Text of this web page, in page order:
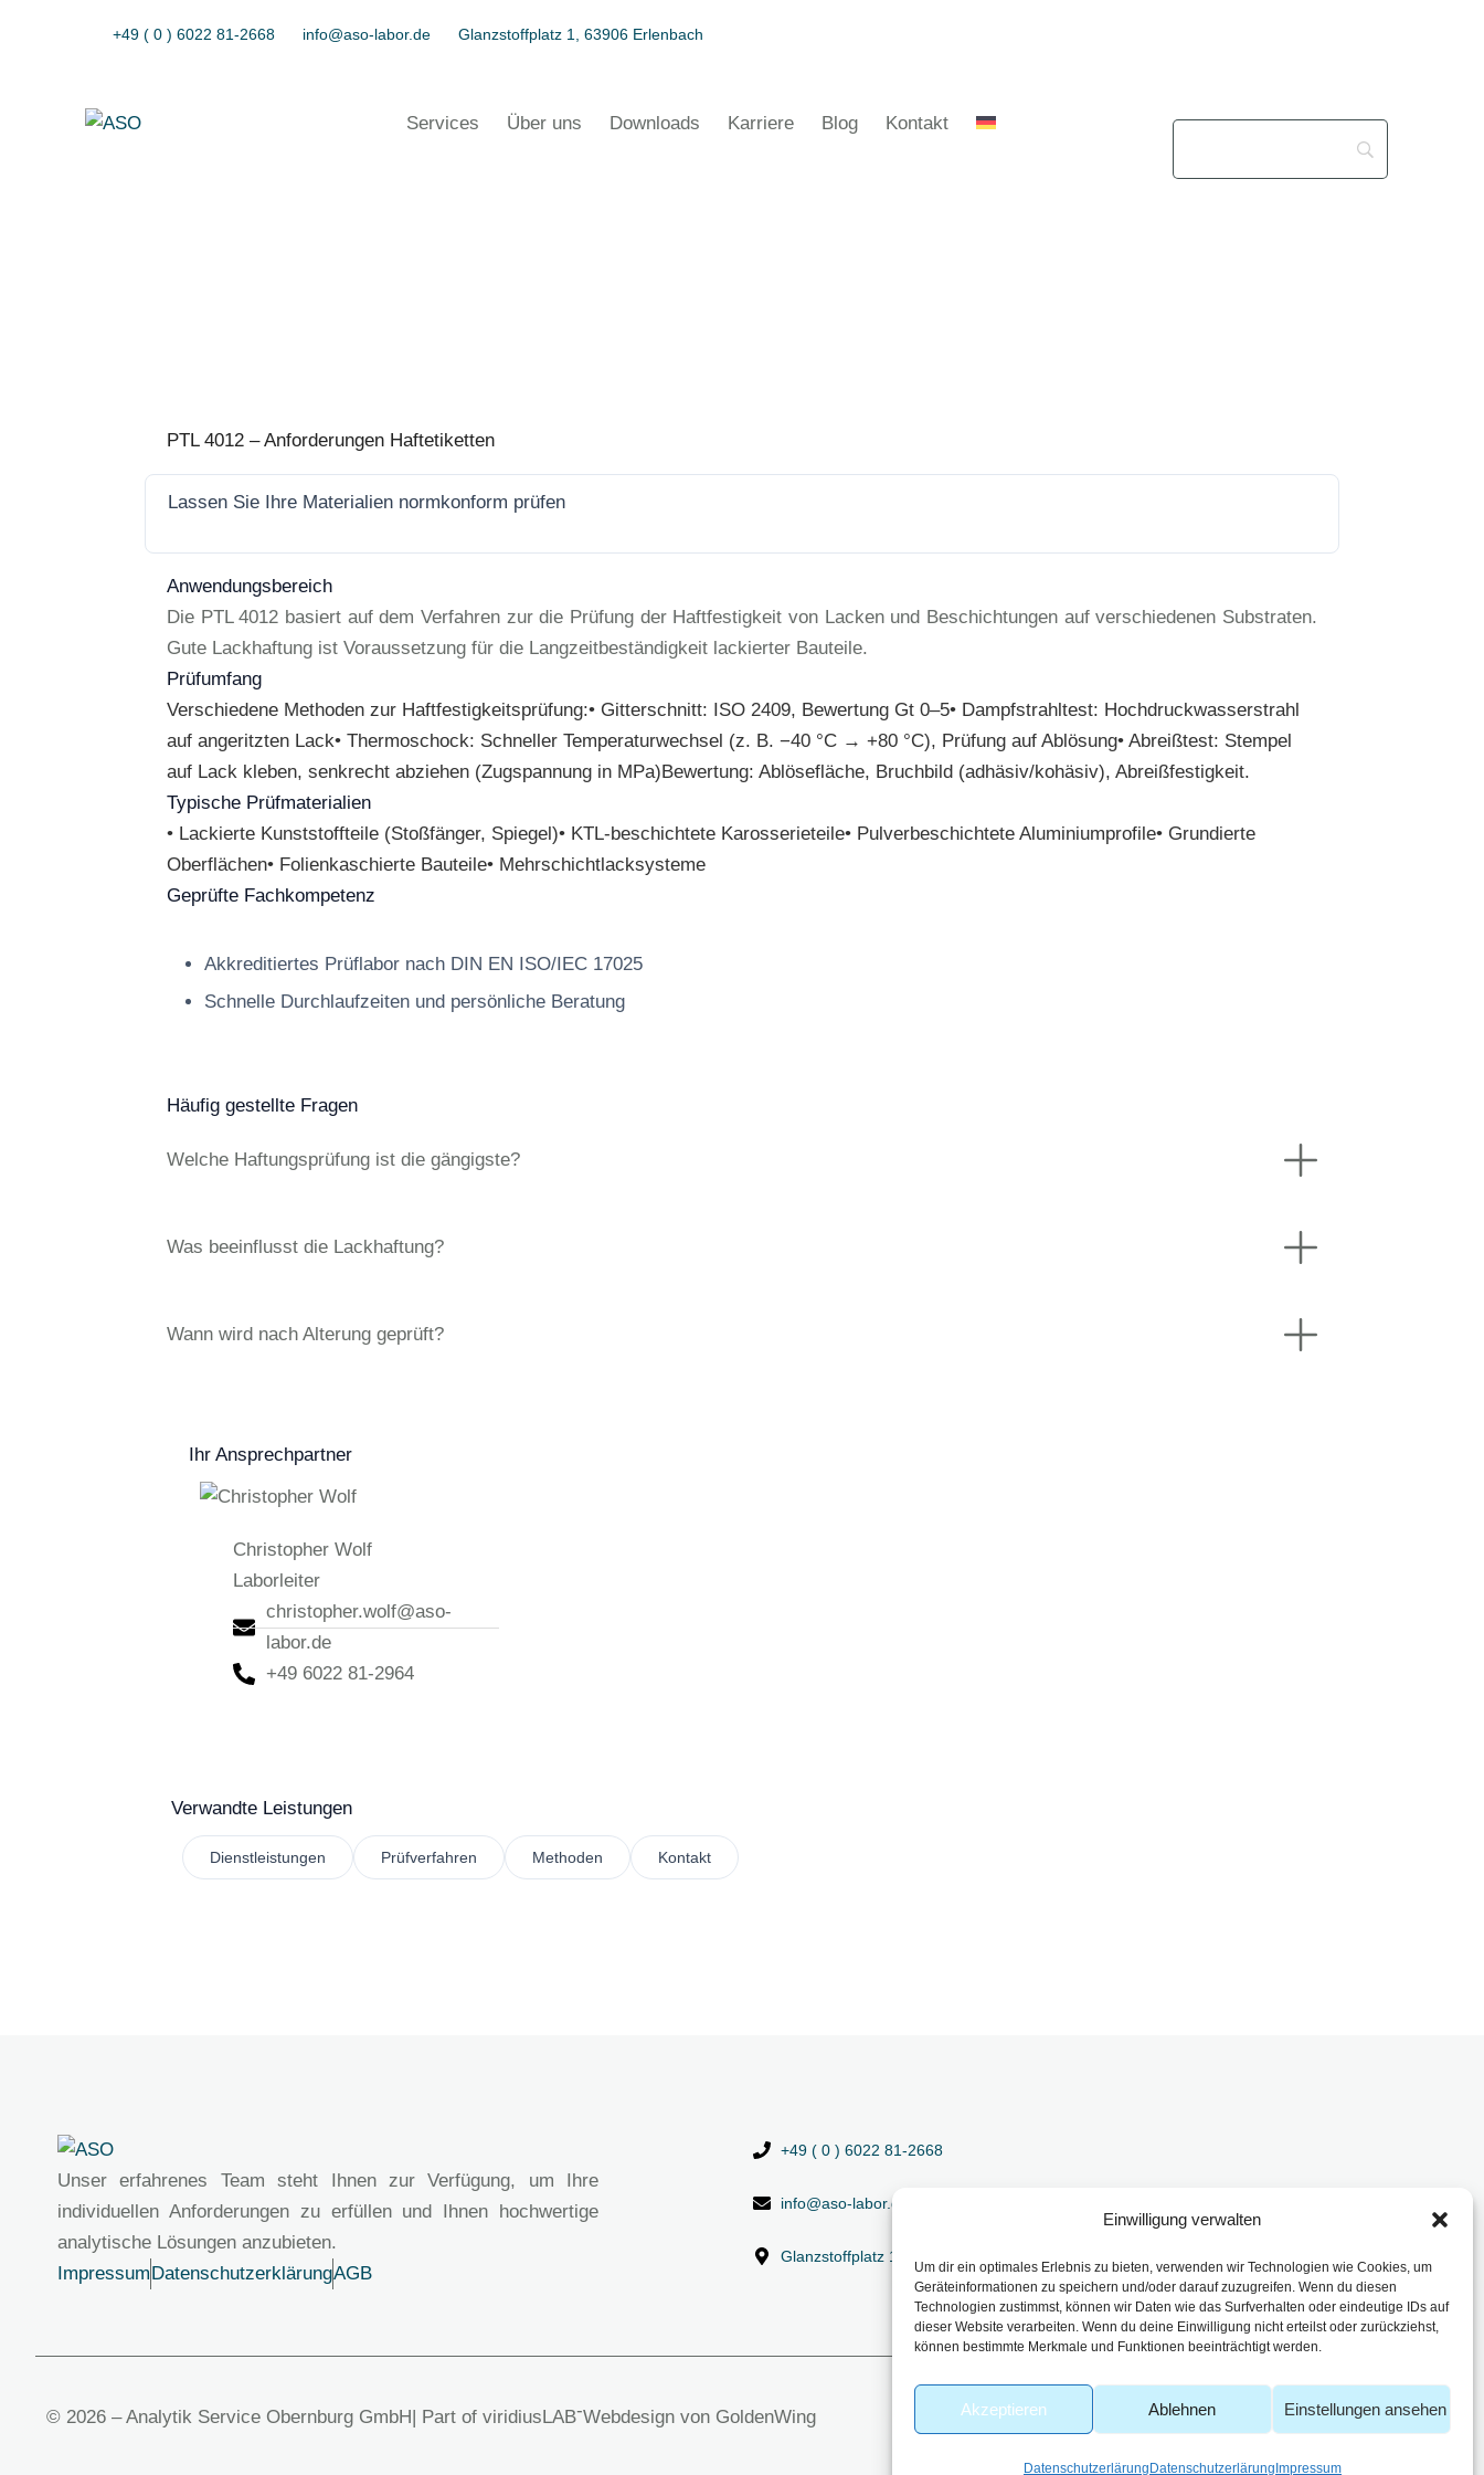
Einwilligung verwalten
Um dir ein optimales Erlebnis zu bieten, verwenden wir Technologien wie Cookies, um
Geräteinformationen zu speichern und/oder darauf zuzugreifen. Wenn du diesen
Technologien zustimmst, können wir Daten wie das Surfverhalten oder eindeutige IDs auf
dieser Website verarbeiten. Wenn du deine Einwilligung nicht erteilst oder zurückziehst,
können bestimmte Merkmale und Funktionen beeinträchtigt werden.
Akzeptieren Ablehnen Einstellungen ansehen
Datenschutzerlärung Datenschutzerlärung Impressum
+49 ( 0 ) 6022 81-2668 info@aso-labor.de Glanzstoffplatz 1, 63906 Erlenbach
Services Über uns Downloads Karriere Blog Kontakt
PTL 4012 – Anforderungen Haftetiketten
Lassen Sie Ihre Materialien normkonform prüfen
Anwendungsbereich
Die PTL 4012 basiert auf dem Verfahren zur die Prüfung der Haftfestigkeit von Lacken und Beschichtungen auf verschiedenen Substraten.
Gute Lackhaftung ist Voraussetzung für die Langzeitbeständigkeit lackierter Bauteile.
Prüfumfang
Verschiedene Methoden zur Haftfestigkeitsprüfung:• Gitterschnitt: ISO 2409, Bewertung Gt 0–5• Dampfstrahltest: Hochdruckwasserstrahl
auf angeritzten Lack• Thermoschock: Schneller Temperaturwechsel (z. B. −40 °C → +80 °C), Prüfung auf Ablösung• Abreißtest: Stempel
auf Lack kleben, senkrecht abziehen (Zugspannung in MPa)Bewertung: Ablösefläche, Bruchbild (adhäsiv/kohäsiv), Abreißfestigkeit.
Typische Prüfmaterialien
• Lackierte Kunststoffteile (Stoßfänger, Spiegel)• KTL-beschichtete Karosserieteile• Pulverbeschichtete Aluminiumprofile• Grundierte
Oberflächen• Folienkaschierte Bauteile• Mehrschichtlacksysteme
Geprüfte Fachkompetenz
Akkreditiertes Prüflabor nach DIN EN ISO/IEC 17025
Schnelle Durchlaufzeiten und persönliche Beratung
Häufig gestellte Fragen
Welche Haftungsprüfung ist die gängigste?
Was beeinflusst die Lackhaftung?
Wann wird nach Alterung geprüft?
Ihr Ansprechpartner
Christopher Wolf
Laborleiter
christopher.wolf@aso-
labor.de
+49 6022 81-2964
Verwandte Leistungen
Dienstleistungen Prüfverfahren Methoden Kontakt
Unser erfahrenes Team steht Ihnen zur Verfügung, um Ihre
individuellen Anforderungen zu erfüllen und Ihnen hochwertige
analytische Lösungen anzubieten.
Impressum DatenschutzerklärungAGB
+49 ( 0 ) 6022 81-2668
info@aso-labor.de
Glanzstoffplatz 1, 63906 Erlenbach
© 2026 – Analytik Service Obernburg GmbH | Part of viridiusLAB-Webdesign von GoldenWing